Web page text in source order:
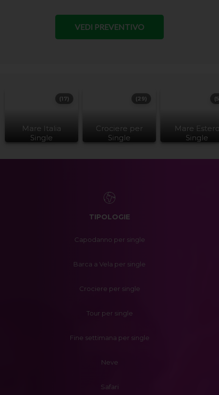
Mare Italia
Single
(17)
Crociere per
Single
(29)
Mare
Single
TIPOLOGIE
Capodanno per single
Barca a Vela per single
Crociere per single
Tour per single
Fine settimana per single
Neve
Safari